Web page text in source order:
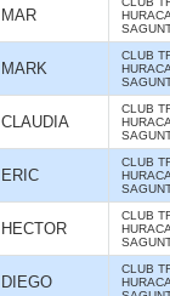
MAR
MARK
CLUB
CLAUDIA
CLUB
ERIC
CLUB
HECTOR
CLUB
DIEGO
CLUB